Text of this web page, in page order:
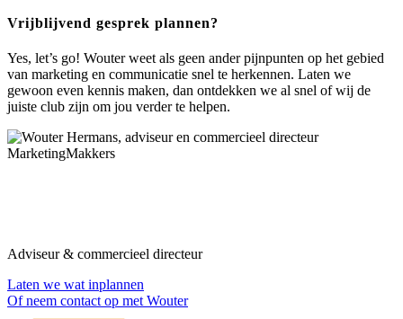
Vrijblijvend gesprek plannen?
Yes, let’s go! Wouter weet als geen ander pijnpunten op het gebied
van marketing en communicatie snel te herkennen. Laten we
gewoon even kennis maken, dan ontdekken we al snel of wij de
juiste club zijn om jou verder te helpen.
Adviseur & commercieel directeur
Laten we wat inplannen
Of neem contact op met Wouter